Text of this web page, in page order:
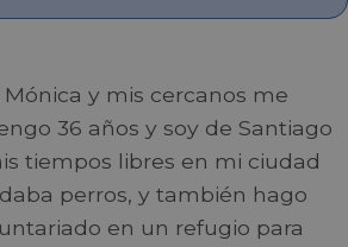
y mis cercanos me
36 ‪años y soy de Santiago
tiempos libres en mi ciudad
perros, y también hago
en un refugio para